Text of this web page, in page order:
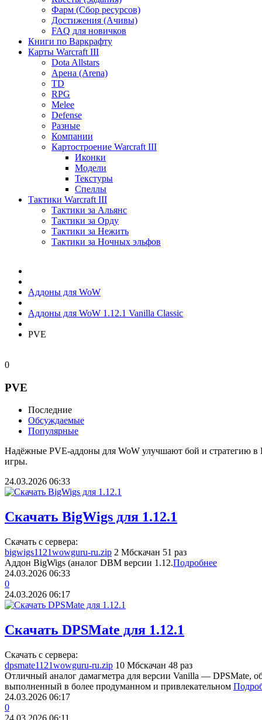
Фарм (Сбор ресурсов)
Достижения (Ачивы)
FAQ для новичков
Книги по Варкрафту
Карты Warcraft III
Dota Allstars
Арена (Arena)
TD
RPG
Melee
Defense
Разные
Компании
Картостроение Warcraft III
Иконки
Модели
Текстуры
Спеллы
Тактики Warcraft III
Тактики за Альянс
Тактики за Орду
Тактики за Нежить
Тактики за Ночных эльфов
Аддоны для WoW
Аддоны для WoW 1.12.1 Vanilla Classic
PVE
0
PVE
Последние
Обсуждаемые
Популярные
Надёжные PVE-аддоны для WoW улучшают бой и стратегию
игры.
24.03.2026 06:33
Скачать BigWigs для 1.12.1
Скачать с сервера:
bigwigs1121wowguru-ru.zip 2 Мбскачан 51 раз
Аддон BigWigs (аналог DBM версии 1.12.Подробнее
24.03.2026 06:33
0
24.03.2026 06:17
Скачать DPSMate для 1.12.1
Скачать с сервера:
dpsmate1121wowguru-ru.zip 10 Мбскачан 48 раз
Отличный аналог дамагметра для версии Vanilla — DPSMate,
выполненный в более продуманном и привлекательном
24.03.2026 06:17
0
24.03.2026 06:11